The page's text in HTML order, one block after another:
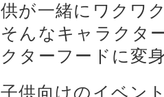
供が一緒にワクワ
そんなキャラクタ
クターフードに変
子供向けのイベン